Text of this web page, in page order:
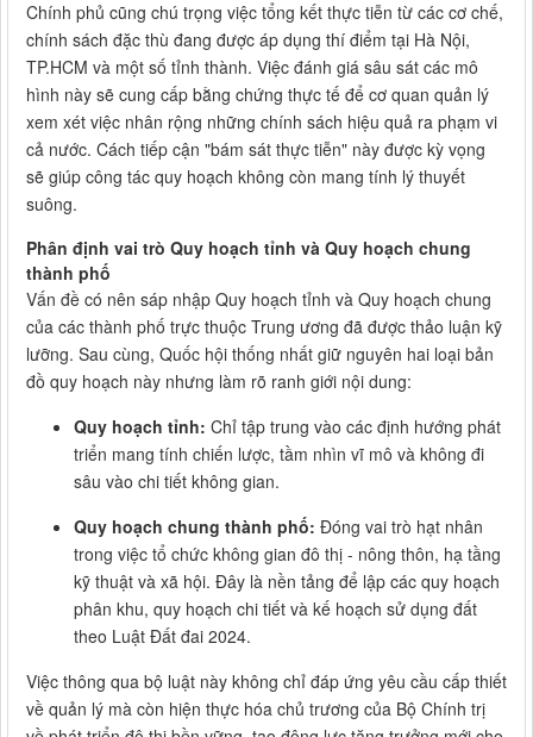
Chính phủ cũng chú trọng việc tổng kết thực tiễn từ các cơ chế,
chính sách đặc thù đang được áp dụng thí điểm tại Hà Nội,
TP.HCM và một số tỉnh thành. Việc đánh giá sâu sát các mô
hình này sẽ cung cấp bằng chứng thực tế để cơ quan quản lý
xem xét việc nhân rộng những chính sách hiệu quả ra phạm vi
cả nước. Cách tiếp cận "bám sát thực tiễn" này được kỳ vọng
sẽ giúp công tác quy hoạch không còn mang tính lý thuyết
suông.
Phân định vai trò Quy hoạch tỉnh và Quy hoạch chung
thành phố
Vấn đề có nên sáp nhập Quy hoạch tỉnh và Quy hoạch chung
của các thành phố trực thuộc Trung ương đã được thảo luận kỹ
lưỡng. Sau cùng, Quốc hội thống nhất giữ nguyên hai loại bản
đồ quy hoạch này nhưng làm rõ ranh giới nội dung:
Quy hoạch tỉnh: Chỉ tập trung vào các định hướng phát
triển mang tính chiến lược, tầm nhìn vĩ mô và không đi
sâu vào chi tiết không gian.
Quy hoạch chung thành phố: Đóng vai trò hạt nhân
trong việc tổ chức không gian đô thị - nông thôn, hạ tầng
kỹ thuật và xã hội. Đây là nền tảng để lập các quy hoạch
phân khu, quy hoạch chi tiết và kế hoạch sử dụng đất
theo Luật Đất đai 2024.
Việc thông qua bộ luật này không chỉ đáp ứng yêu cầu cấp thiết
về quản lý mà còn hiện thực hóa chủ trương của Bộ Chính trị